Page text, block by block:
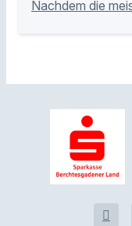
Nachdem die